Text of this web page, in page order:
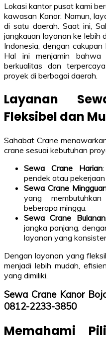
Lokasi kantor pusat kami
kawasan Kanor. Namun,
di satu daerah. Saat ini,
jangkauan layanan ke lebih
Indonesia, dengan
Hal ini menjamin
berkualitas dan
proyek di berbagai daerah.
Layanan
Fleksibel dan
Sahabat Crane
crane sesuai kebutuhan
Sewa Crane Harian
pendek atau pekerjaan
Sewa Crane
yang
beberapa minggu.
Sewa Crane Bulanan
jangka panjang,
layanan yang
Dengan layanan yang
menjadi lebih mudah,
yang dimiliki.
Sewa Crane Kanor
0812-2233-3850
Memahami